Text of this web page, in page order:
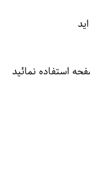
استفاده نمائید